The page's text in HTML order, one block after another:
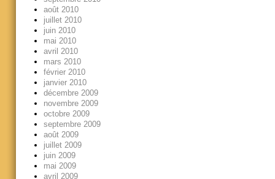
août 2010
juillet 2010
juin 2010
mai 2010
avril 2010
mars 2010
février 2010
janvier 2010
décembre 2009
novembre 2009
octobre 2009
septembre 2009
août 2009
juillet 2009
juin 2009
mai 2009
avril 2009